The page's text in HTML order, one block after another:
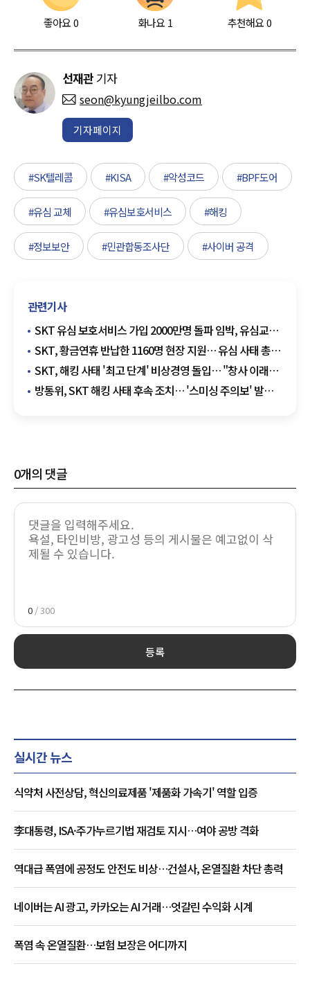
좋아요0 화나요 1 추천해요 0
선재관 기자
seon@kyungjeilbo.com
기자페이지
#SK텔레콤 #KISA #악성코드 #BPF도어
#유심 교체 #유심보호서비스 #해킹
#정보보안 #민관합동조사단 #사이버 공격
관련기사
SKT 유심 보호서비스 가입 2000만명 돌파 임박, 유심교체
약 95만...'교체 총력 다할 것'
SKT, 황금연휴 반납한 1160명 현장 지원… 유심 사태 총력
대응
SKT, 해킹 사태 '최고 단계' 비상경영 돌입… "창사 이래
최대 위기"
방통위, SKT 해킹 사태 후속 조치… '스미싱 주의보' 발령·
0개의 댓글
0 / 300
등록
실시간 뉴스
식약처 사전상담, 혁신의료제품 '제품화 가속기' 역할 입증
李대통령, ISA·주가누르기법 재검토 지시…여야 공방 격화
역대급 폭염에 공정도 안전도 비상…건설사, 온열질환 차단 총력
네이버는 AI 광고, 카카오는 AI 거래…엇갈린 수익화 시계
폭염 속 온열질환…보험 보장은 어디까지